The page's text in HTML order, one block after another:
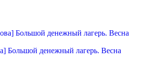
Большой денежный лагерь. Весна